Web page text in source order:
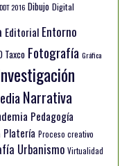
DDT 2016 Dibujo Digital
Editorial Entorno
Taxco Fotografía Gráfica
Narrativa
Pedagogía
Platería Proceso creativo
Urbanismo Virtualidad